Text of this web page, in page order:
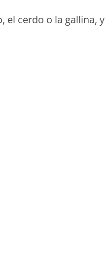
el cerdo o la gallina, y